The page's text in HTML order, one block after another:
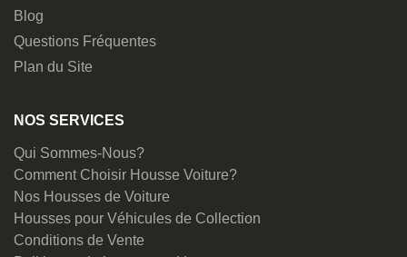
Blog
Questions Fréquentes
Plan du Site
NOS SERVICES
Qui Sommes-Nous?
Comment Choisir Housse Voiture?
Nos Housses de Voiture
Housses pour Véhicules de Collection
Conditions de Vente